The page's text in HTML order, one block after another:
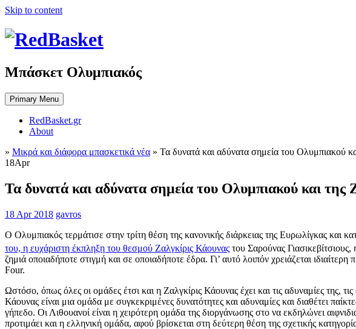
Skip to content
Μπάσκετ Ολυμπιακός
Primary Menu
RedBasket.gr
About
» Μικρά και διάφορα μπασκετικά νέα » Τα δυνατά και αδύνατα σημεία του Ολυμπιακού
18Apr
Τα δυνατά και αδύνατα σημεία του Ολυμπιακού και της
18 Apr 2018 gavros
Ο Ολυμπιακός τερμάτισε στην τρίτη θέση της κανονικής διάρκειας της Ευρωλίγκας και
του, η ευχάριστη έκπληξη του θεσμού Ζαλγκίρις Κάουνας του Σαρούνας
ζημιά οποιαδήποτε στιγμή και σε οποιαδήποτε έδρα. Γι’ αυτό λοιπόν χρειάζεται
Four.
Ωστόσο, όπως όλες οι ομάδες έτσι και η Ζαλγκίρις Κάουνας έχει και τις αδυναμίες της,
Κάουνας είναι μια ομάδα με συγκεκριμένες δυνατότητες και αδυναμίες και διαθέτει
γήπεδο. Οι Λιθουανοί είναι η χειρότερη ομάδα της διοργάνωσης στο να εκδηλώνει
προτιμάει και η ελληνική ομάδα, αφού βρίσκεται στη δεύτερη θέση της σχετικής